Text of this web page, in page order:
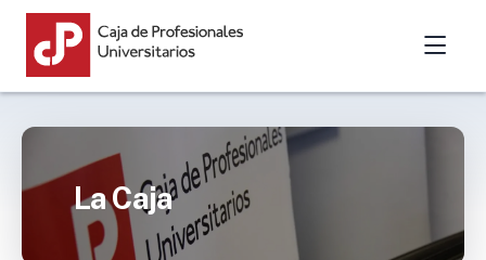
La Caja